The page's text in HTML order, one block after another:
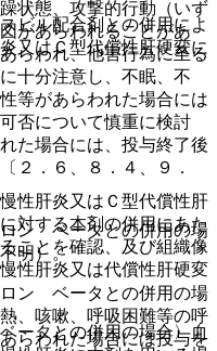
状態、攻撃的行動（いず
があらわれることがあ
らわれ、他害行為に至る
十分注意し、不眠、不
等があらわれた場合には
否について慎重に検討
た場合には、投与終了後
２．６、８．４、９．
ン ベータとの併用の場
明）。
ン ベータとの併用の場
、咳嗽、呼吸困難等の呼
らわれた場合には投与を
ビル配合剤との併用によ
又はＣ型代償性肝硬変に
性肝炎又はＣ型代償性肝
対する本剤の併用にあた
ことを確認、及び組織像
性肝炎又は代償性肝硬変
タとの併用の場合〉血